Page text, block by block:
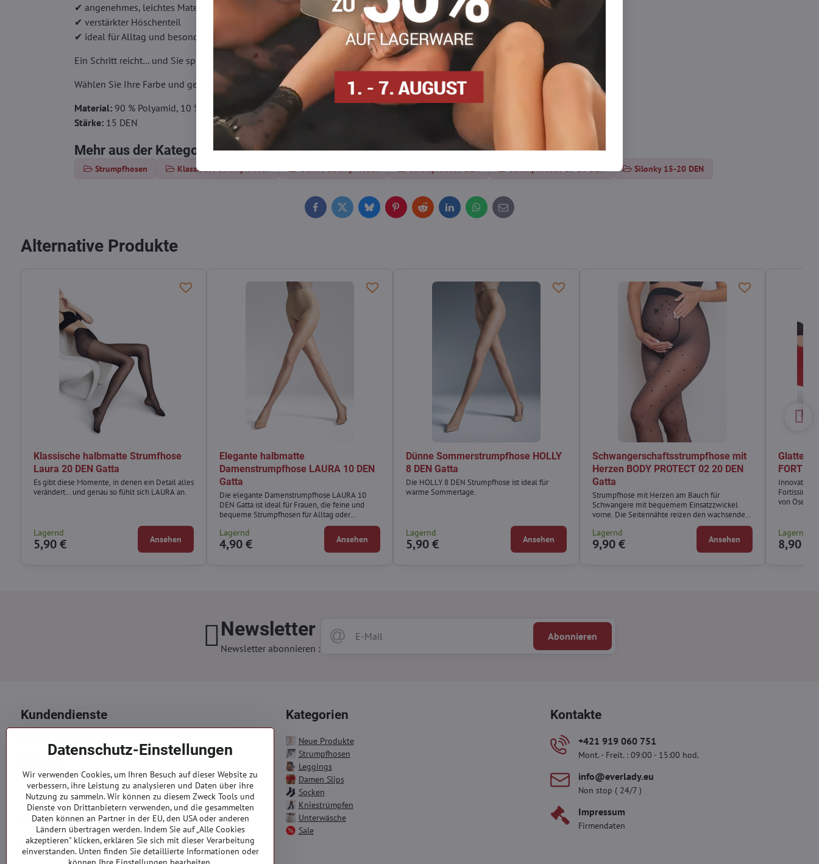
✔ angenehmes, leichtes Material
✔ verstärkter Höschenteil
✔ ideal für Alltag und besondere Momente
Ein Schritt reicht… und Sie spüren den Unterschied.
Wählen Sie Ihre Farbe und genießen Sie jeden Schritt in Leichtigkeit und Eleganz.
Material:90 % Polyamid, 10 % Elasthan
Stärke:15 DEN
Mehr aus der Kategorie
Strumpfhosen Klassische Strumpfhosen Dünne Strumpfhosen Strumpfhosen DEN Strumpfhosen 15-20 DEN Silonky 15-20 DEN
FacebookTwitterBlueskyPinterestRedditLinkedInWhatsApp
E-
mail
Alternative Produkte
Klassische halbmatte Strumfhose
Laura 20 DEN Gatta
Es gibt diese Momente, in denen ein Detail alles
verändert… und genau so fühlt sich LAURA an.
Lagernd
5,90 € Ansehen
Elegante halbmatte
Damenstrumpfhose LAURA 10 DEN
Gatta
Die elegante Damenstrumpfhose LAURA 10
DEN Gatta ist ideal für Frauen, die feine und
bequeme Strumpfhosen für Alltag oder
Lagernd
4,90 € Ansehen
Dünne Sommerstrumpfhose HOLLY
8 DEN Gatta
Die HOLLY 8 DEN Strumpfhose ist ideal für
warme Sommertage.
Lagernd
5,90 € Ansehen
Schwangerschaftsstrumpfhose mit
Herzen BODY PROTECT 02 20 DEN
Gatta
Strumpfhose mit Herzen am Bauch für
Schwangere mit bequemem Einsatzzwickel
vorne. Die Seitennähte reizen den wachsenden
Bauch nicht und die Verwendung extrem
elastischer Fasern sorgt für eine perfekte
Passform und Komfort.
Lagernd
9,90 € Ansehen
Glatte
Innovative,
Fortissima-
von Ösen
Lagernd
8,90 €
Newsletter
Newsletter abonnieren :
Abonnieren
Kundendienste
Reklamation
Kontakte
Bestellungen
Bestellstatus
Kategorien
Neue Produkte
Strumpfhosen
Leggings
Damen Slips
Socken
Kniestrümpfen
Unterwäsche
Sale
Kontakte
+421 919 060 751
Mont. - Freit. : 09:00 - 15:00 hod.
info​@everlady​.eu
Non stop ( 24/7 )
Impressum
Firmendaten
Datenschutz-Einstellungen
Wir verwenden Cookies, um Ihren Besuch auf dieser Website zu
verbessern, ihre Leistung zu analysieren und Daten über ihre
Nutzung zu sammeln. Wir können zu diesem Zweck Tools und
Dienste von Drittanbietern verwenden, und die gesammelten
Daten können an Partner in der EU, den USA oder anderen
Ländern übertragen werden. Indem Sie auf „Alle Cookies
akzeptieren" klicken, erklären Sie sich mit dieser Verarbeitung
einverstanden. Unten finden Sie detaillierte Informationen oder